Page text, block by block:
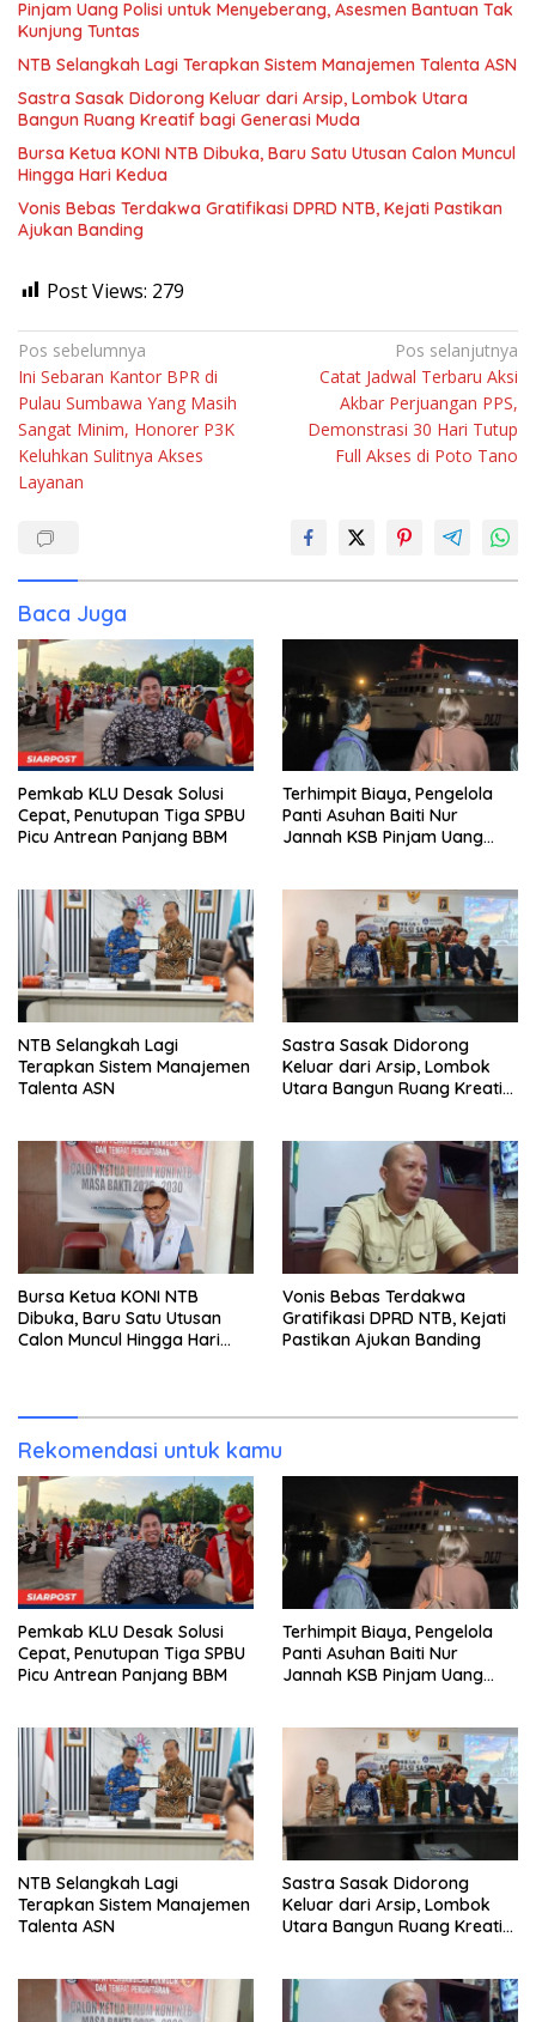
Pinjam Uang Polisi untuk Menyeberang, Asesmen Bantuan Tak
Kunjung Tuntas
NTB Selangkah Lagi Terapkan Sistem Manajemen Talenta ASN
Sastra Sasak Didorong Keluar dari Arsip, Lombok Utara
Bangun Ruang Kreatif bagi Generasi Muda
Bursa Ketua KONI NTB Dibuka, Baru Satu Utusan Calon Muncul
Hingga Hari Kedua
Vonis Bebas Terdakwa Gratifikasi DPRD NTB, Kejati Pastikan
Ajukan Banding
Post Views: 279
Navigasi
pos
Pos sebelumnya
Ini Sebaran Kantor BPR di
Pulau Sumbawa Yang Masih
Sangat Minim, Honorer P3K
Keluhkan Sulitnya Akses
Layanan
Pos selanjutnya
Catat Jadwal Terbaru Aksi
Akbar Perjuangan PPS,
Demonstrasi 30 Hari Tutup
Full Akses di Poto Tano
Baca Juga
Pemkab KLU Desak Solusi
Cepat, Penutupan Tiga SPBU
Picu Antrean Panjang BBM
Terhimpit Biaya, Pengelola
Panti Asuhan Baiti Nur
Jannah KSB Pinjam Uang
Kunjung Tuntas
NTB Selangkah Lagi
Terapkan Sistem Manajemen
Talenta ASN
Sastra Sasak Didorong
Keluar dari Arsip, Lombok
Utara Bangun Ruang Kreatif
Bursa Ketua KONI NTB
Dibuka, Baru Satu Utusan
Calon Muncul Hingga Hari
Vonis Bebas Terdakwa
Gratifikasi DPRD NTB, Kejati
Pastikan Ajukan Banding
Rekomendasi untuk kamu
Pemkab KLU Desak Solusi
Cepat, Penutupan Tiga SPBU
Picu Antrean Panjang BBM
Terhimpit Biaya, Pengelola
Panti Asuhan Baiti Nur
Jannah KSB Pinjam Uang
Kunjung Tuntas
NTB Selangkah Lagi
Terapkan Sistem Manajemen
Talenta ASN
Sastra Sasak Didorong
Keluar dari Arsip, Lombok
Utara Bangun Ruang Kreatif